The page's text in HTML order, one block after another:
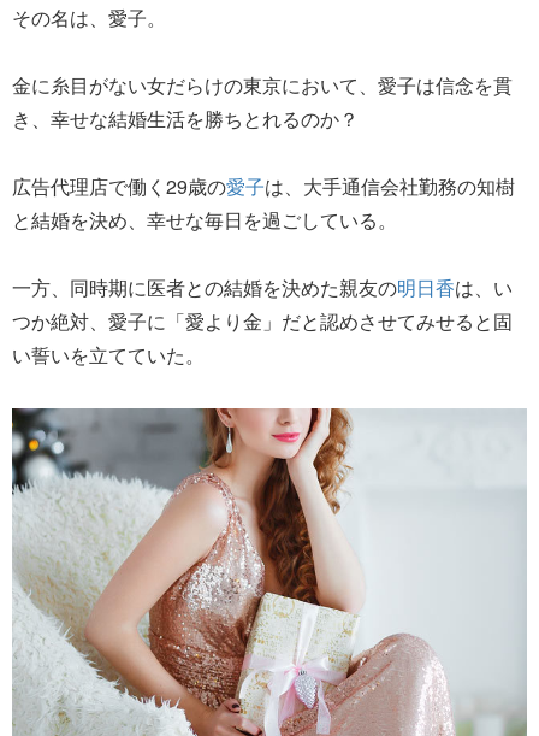
その名は、愛子。
金に糸目がない女だらけの東京において、愛子は信念を貫
き、幸せな結婚生活を勝ちとれるのか？
広告代理店で働く29歳の愛子は、大手通信会社勤務の知樹
と結婚を決め、幸せな毎日を過ごしている。
一方、同時期に医者との結婚を決めた親友の明日香は、い
つか絶対、愛子に「愛より金」だと認めさせてみせると固
い誓いを立てていた。